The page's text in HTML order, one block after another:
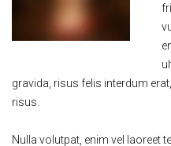
gravida, risus felis interdum
risus.
Nulla volutpat, enim vel laoreet